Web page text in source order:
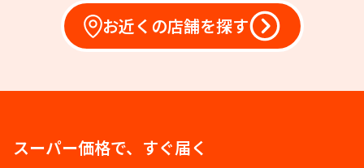
お近くの店舗を探す
スーパー価格で、すぐ届く